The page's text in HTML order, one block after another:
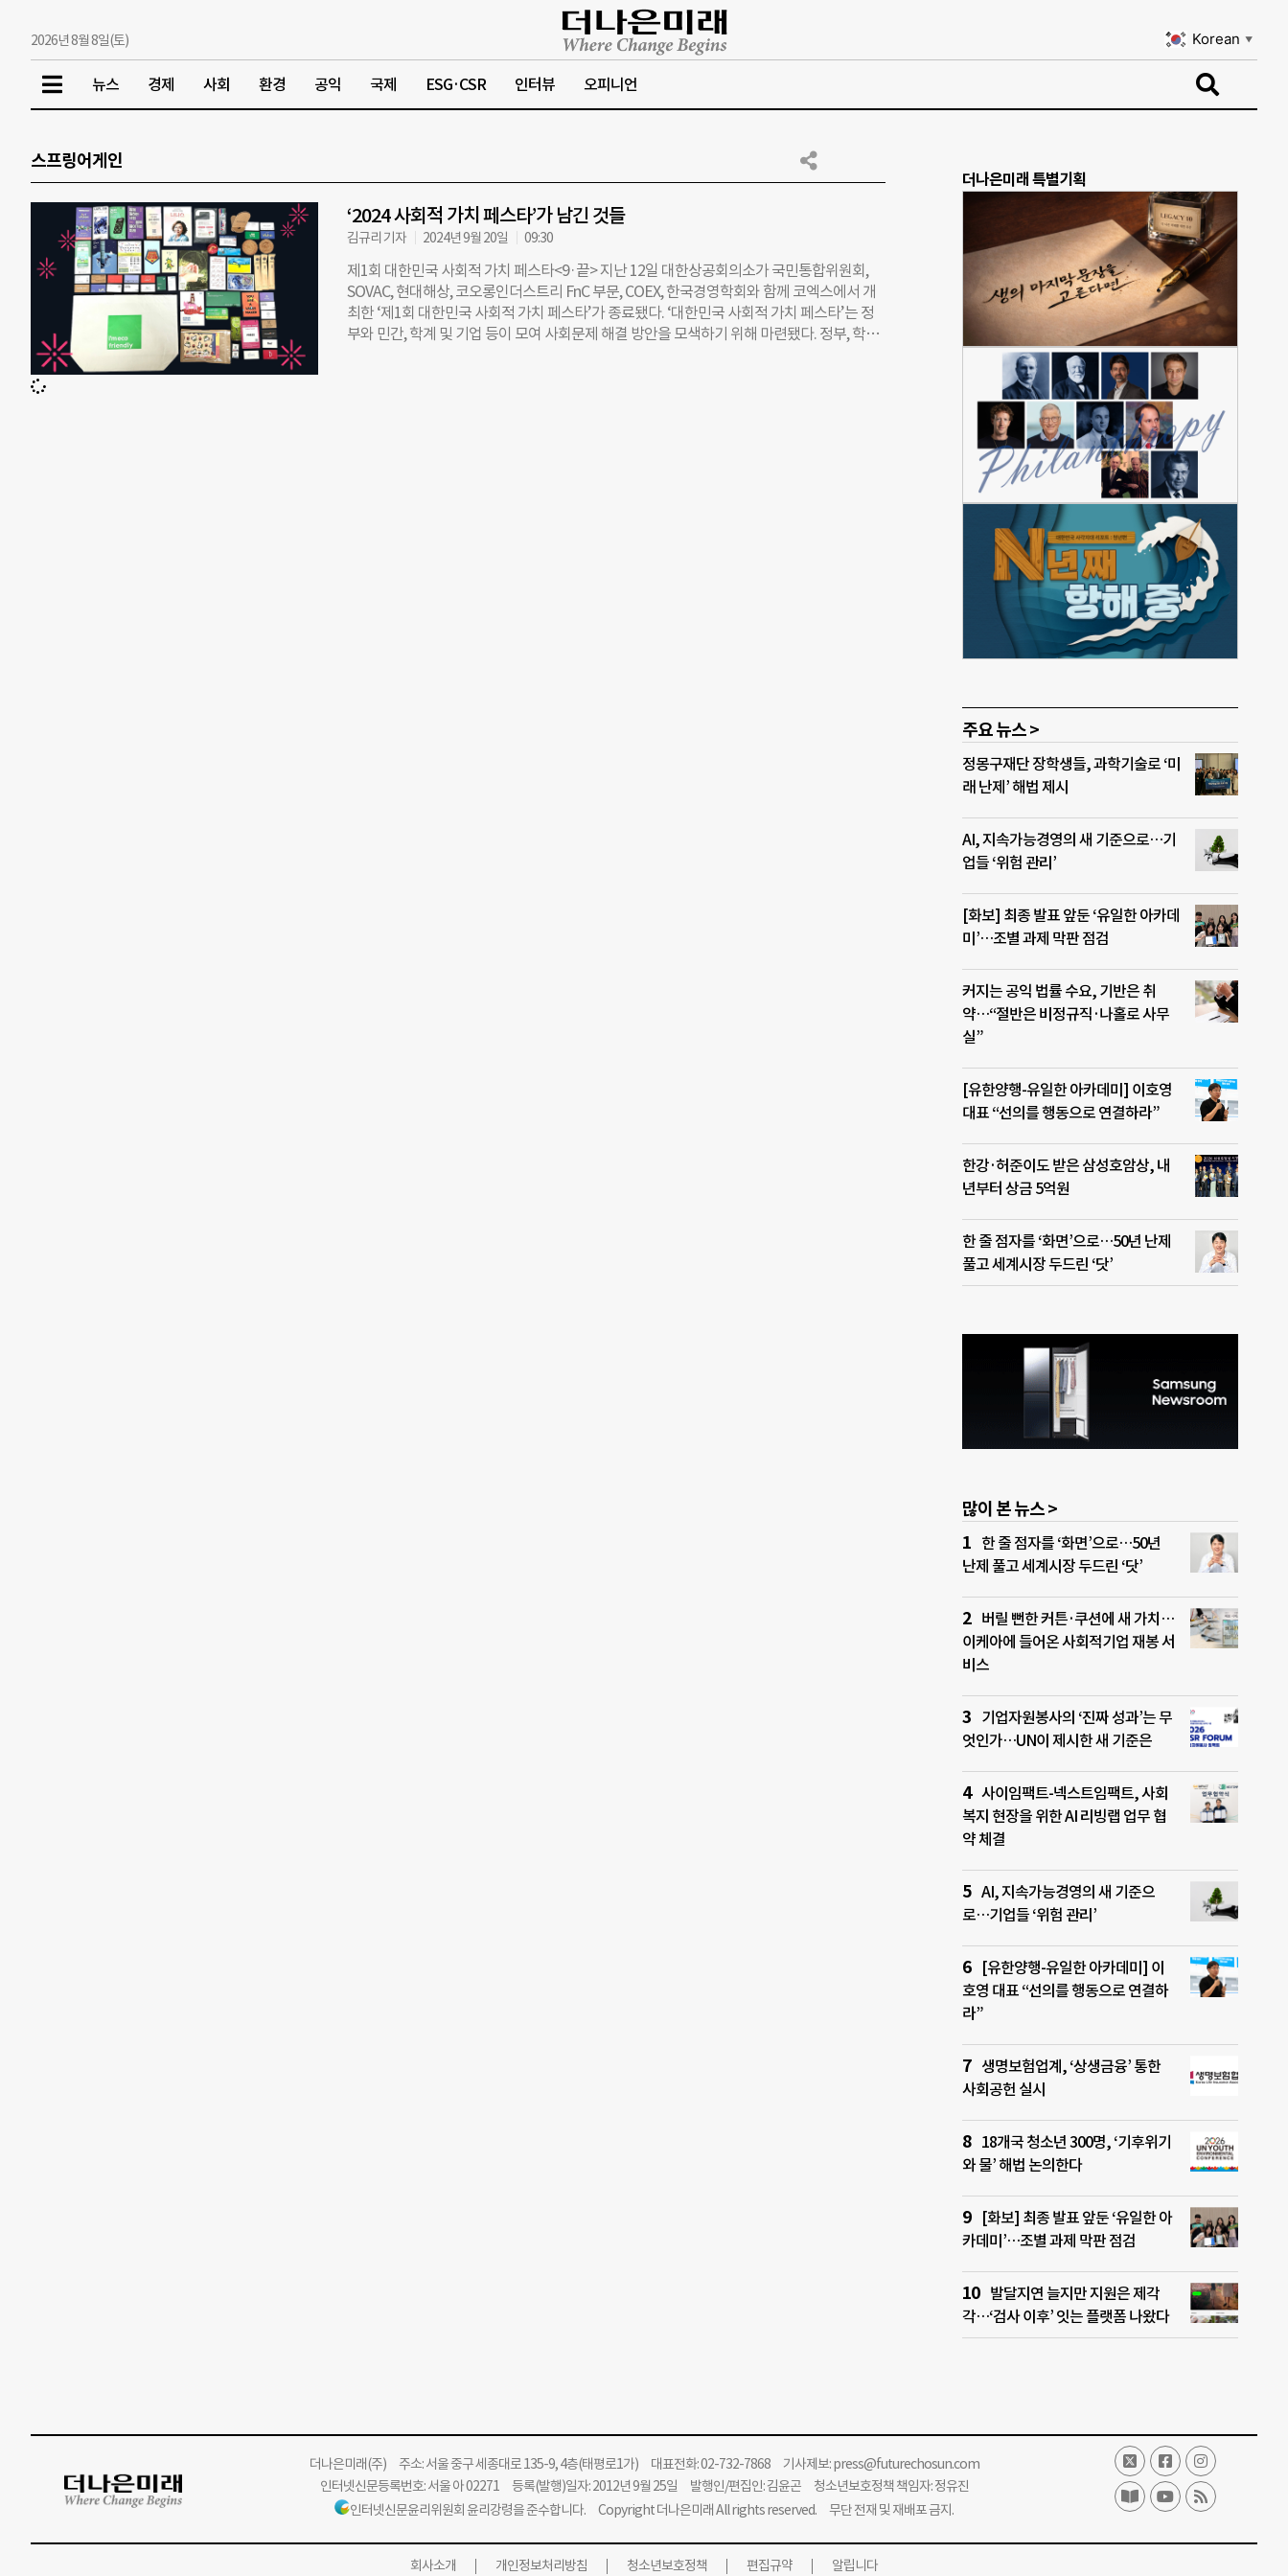
2026년 8월 8일(토) Korean ▼
뉴스 경제 사회 환경 공익 국제 ESG·CSR 인터뷰 오피니언
스프링어게인
‘2024 사회적 가치 페스타’가 남긴 것들
김규리 기자 2024년 9월 20일 09:30
제1회 대한민국 사회적 가치 페스타<9·끝> 지난 12일 대한상공회의소가 국민통합위원회,
SOVAC, 현대해상, 코오롱인더스트리 FnC 부문, COEX, 한국경영학회와 함께 코엑스에서 개
최한 ‘제1회 대한민국 사회적 가치 페스타’가 종료됐다. ‘대한민국 사회적 가치 페스타’는 정
부와 민간, 학계 및 기업 등이 모여 사회문제 해결 방안을 모색하기 위해 마련됐다. 정부, 학계,
더나은미래 특별기획
주요 뉴스 >
정몽구재단 장학생들, 과학기술로 ‘미
래 난제’ 해법 제시
AI, 지속가능경영의 새 기준으로…기
업들 ‘위험 관리’
[화보] 최종 발표 앞둔 ‘유일한 아카데
미’…조별 과제 막판 점검
커지는 공익 법률 수요, 기반은 취
약…“절반은 비정규직·나홀로 사무
실”
[유한양행-유일한 아카데미] 이호영
대표 “선의를 행동으로 연결하라”
한강·허준이도 받은 삼성호암상, 내
년부터 상금 5억원
한 줄 점자를 ‘화면’으로…50년 난제
풀고 세계시장 두드린 ‘닷’
많이 본 뉴스 >
한 줄 점자를 ‘화면’으로…50년
난제 풀고 세계시장 두드린 ‘닷’
버릴 뻔한 커튼·쿠션에 새 가치…
이케아에 들어온 사회적기업 재봉 서
비스
기업자원봉사의 ‘진짜 성과’는 무
엇인가…UN이 제시한 새 기준은
사이임팩트-넥스트임팩트, 사회
복지 현장을 위한 AI 리빙랩 업무 협
약 체결
AI, 지속가능경영의 새 기준으
로…기업들 ‘위험 관리’
[유한양행-유일한 아카데미] 이
호영 대표 “선의를 행동으로 연결하
라”
생명보험업계, ‘상생금융’ 통한
사회공헌 실시
18개국 청소년 300명, ‘기후위기
와 물’ 해법 논의한다
[화보] 최종 발표 앞둔 ‘유일한 아
카데미’…조별 과제 막판 점검
발달지연 늘지만 지원은 제각
각…‘검사 이후’ 잇는 플랫폼 나왔다
더나은미래(주)주소: 서울 중구 세종대로 135-9, 4층(태평로1가) 대표전화: 02-732-7868 기사제보:press@futurechosun.com
인터넷신문등록번호: 서울 아 02271 등록(발행)일자: 2012년 9월 25일 발행인/편집인: 김윤곤 청소년보호정책 책임자: 정유진
인터넷신문윤리위원회 윤리강령을 준수합니다. Copyright 더나은미래 All rights reserved. 무단 전재 및 재배포 금지.
회사소개 개인정보처리방침 청소년보호정책 편집규약 알립니다